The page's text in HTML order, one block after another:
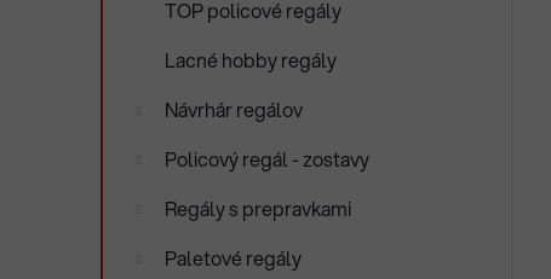
TOP policové regály
Lacné hobby regály
Návrhár regálov
Policový regál - zostavy
Regály s prepravkami
Paletové regály